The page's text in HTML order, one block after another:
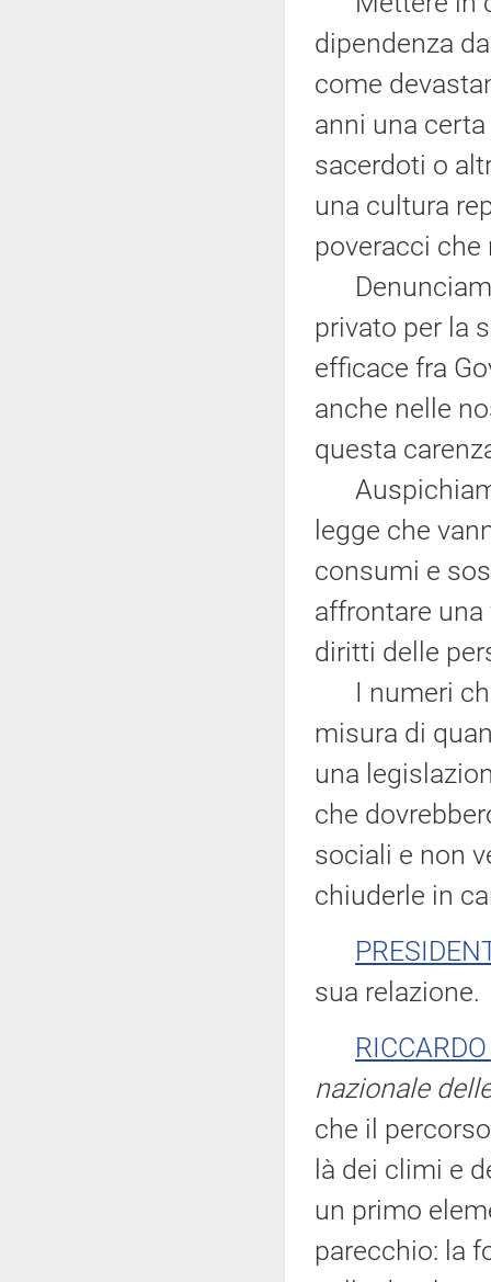
dipendenza
come
anni una
sacerdoti o
una cultura
poveracci
privato per la
efficace fra
anche nelle
questa
legge che
consumi e
affrontare
diritti delle
I numeri
misura di
una
che
sociali e non
chiuderle in
sua relazione.
nazionale
che il
là dei climi e
un primo
parecchio: la